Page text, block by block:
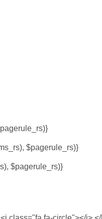
$pagerule_rs)}
$pagerule_rs)}